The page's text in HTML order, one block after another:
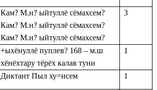
Кам? М.н? ыйтуллё сёмахсем?
Кам? М.н? ыйтуллё сёмахсем?
Кам? М.н? ыйтуллё сёмахсем?
3
+ыхёнуллё пуплев? 168 – м.ш
хёнёхтару тёрёх калав туни
1
Диктант Пыл ху=исем 1